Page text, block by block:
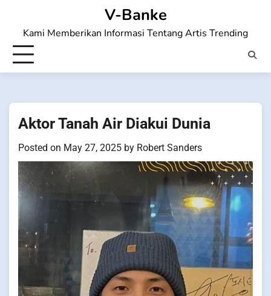
content
V-Banke
Kami Memberikan Informasi Tentang Artis Trending
Aktor Tanah Air Diakui Dunia
Posted on May 27, 2025 by Robert Sanders